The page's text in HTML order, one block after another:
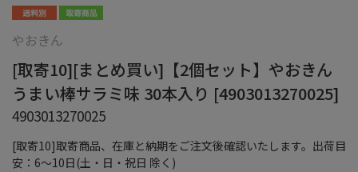
[取寄10]取寄商品、在庫と納期をご注文後確認いたします。出荷目
安：6～10日(土・日・祝日 除く)
やおきん
[取寄10][まとめ買い]【2個セット】やおきん
うまい棒サラミ味 30本入り [4903013270025]
4903013270025